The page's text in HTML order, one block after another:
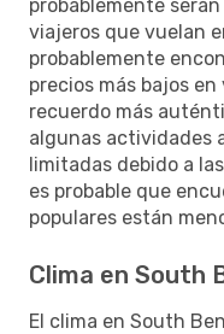
probablemente
viajeros que vuelan
probablemente
precios más bajos
recuerdo más
algunas actividades
limitadas debido a
es probable que
populares están
Clima en South
El clima en South